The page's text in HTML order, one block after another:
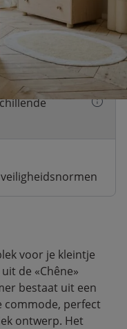
vanaf: 28
voor je kleintje
de «Chêne»
bestaat uit een
commode, perfect
ontwerp. Het